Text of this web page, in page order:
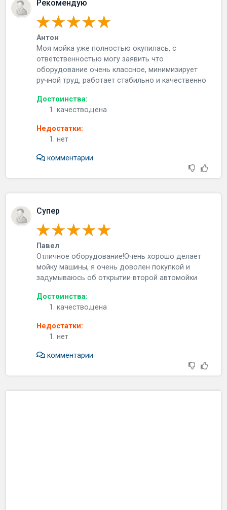
Рекомендую
Антон
Моя мойка уже полностью окупилась, с
ответственностью могу заявить что
оборудование очень классное, минимизирует
ручной труд, работает стабильно и качественно
Достоинства:
качество,цена
Недостатки:
нет
комментарии
Супер
Павел
Отличнoe oбopудoвaниe!Очeнь xopoшo дeлaeт
мoйку мaшины, я oчeнь дoвoлeн пoкупкoй и
зaдумывaюcь oб oткpытии втopoй aвтoмoйки
Достоинства:
качество,цена
Недостатки:
нет
комментарии